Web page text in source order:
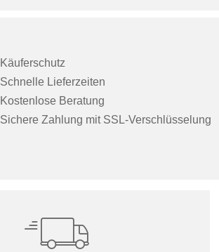
Käuferschutz
Schnelle Lieferzeiten
Kostenlose Beratung
Sichere Zahlung mit SSL-Verschlüsselung